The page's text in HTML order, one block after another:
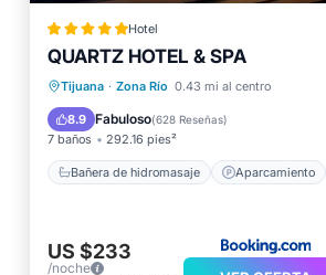
Hotel
QUARTZ HOTEL & SPA
Tijuana · Zona Río 0.43 mi al centro
8.9 Fabuloso(628 Reseñas)
7 baños 292.16 pies²
Bañera de hidromasaje Aparcamiento
Bañera de hidromasaje
Aparcamiento
Piscina
US $233
/noche